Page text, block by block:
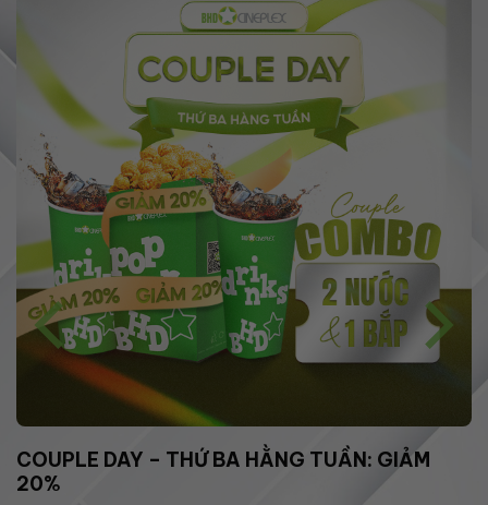
COUPLE DAY – THỨ BA HẰNG TUẦN: GIẢM
20%